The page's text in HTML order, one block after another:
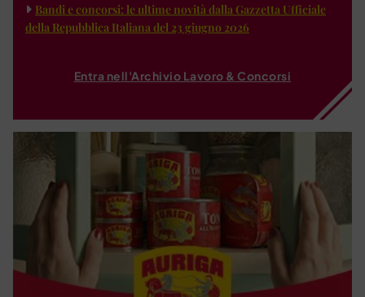
Bandi e concorsi: le ultime novità dalla Gazzetta Ufficiale
della Repubblica Italiana del 23 giugno 2026
Entra nell'Archivio Lavoro & Concorsi